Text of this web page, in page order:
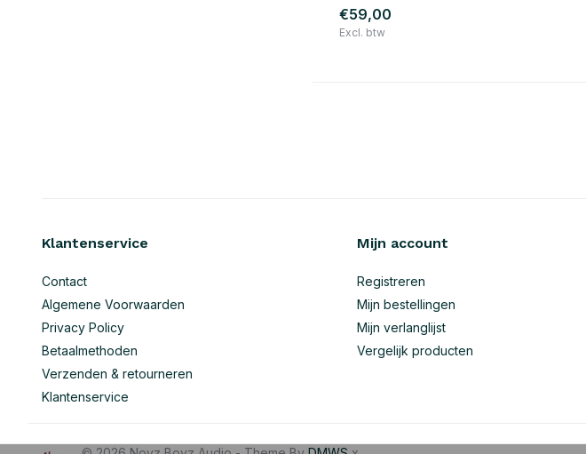
€59,00
Excl. btw
Klantenservice
Contact
Algemene Voorwaarden
Privacy Policy
Betaalmethoden
Verzenden & retourneren
Klantenservice
Mijn account
Registreren
Mijn bestellingen
Mijn verlanglijst
Vergelijk producten